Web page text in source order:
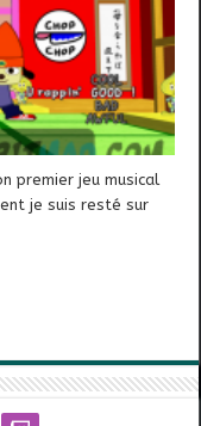
premier jeu musical
je suis resté sur